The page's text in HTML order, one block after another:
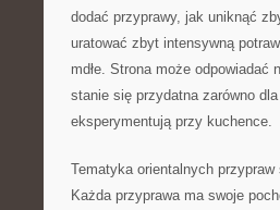
dodać przyprawy, jak uniknąć
uratować zbyt intensywną
mdłe. Strona może
stanie się przydatna zarówno
eksperymentują przy kuchence.
Tematyka orientalnych
Każda przyprawa ma swoje